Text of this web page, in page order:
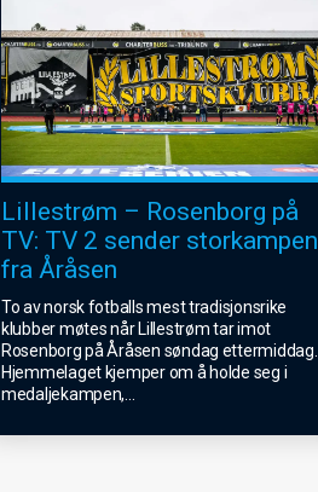
Lillestrøm – Rosenborg på
TV: TV 2 sender storkampen
fra Åråsen
To av norsk fotballs mest tradisjonsrike
klubber møtes når Lillestrøm tar imot
Rosenborg på Åråsen søndag ettermiddag.
Hjemmelaget kjemper om å holde seg i
medaljekampen,